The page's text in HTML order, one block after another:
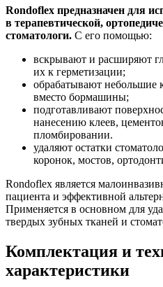
Rondoflex предназначен для
в терапевтической,
стоматологи. С его помощью:
вскрывают и расширяют
их к герметизации;
обрабатывают небольшие
вместо бормашины;
подготавливают
нанесению клеев,
пломбировании.
удаляют остатки
коронок, мостов,
Rondoflex является
пациента и эффективной
Применяется в основном для
твердых зубных тканей и
Комплектация и
характеристики